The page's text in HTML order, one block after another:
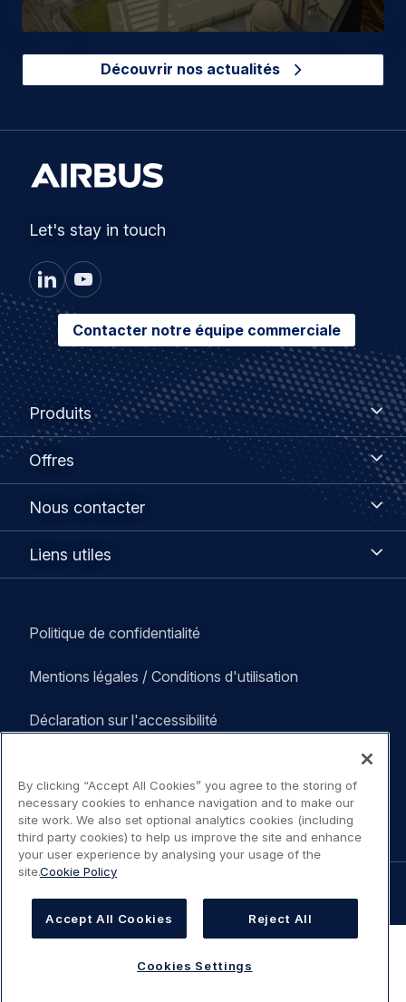
Découvrir nos actualités
Let's stay in touch
Contacter notre équipe commerciale
Footer
menu
Produits
Produits
Offres
Offres
Nous contacter
Liens utiles
Legal
Politique de confidentialité
Mentions légales / Conditions d'utilisation
Déclaration sur l'accessibilité
Cookies Settings
By clicking “Accept All Cookies” you agree to the storing of
necessary cookies to enhance navigation and to make our
site work. We also set optional analytics cookies (including
third party cookies) to help us improve the site and enhance
your user experience by analysing your usage of the
site.Cookie Policy
Accept All Cookies Reject All
Cookies Settings